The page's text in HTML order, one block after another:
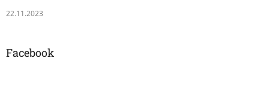
22.11.2023
Facebook